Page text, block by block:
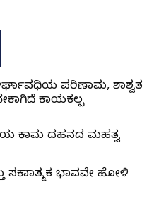
ಪರಿಣಾಮ, ಶಾಶ್ವತ
ಕಾಯಕಲ್ಪ
ಕಾಮ ದಹನದ ಮಹತ್ವ
ಸಕಾರಾತ್ಮಕ ಭಾವವೇ ಹೋಳಿ